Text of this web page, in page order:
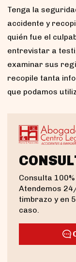
Tenga la
accidente y
quién fue el
entrevistar a
examinar sus
recopile tanta
que podamos
Consulta
Atendemos
timbrazo y en
caso.